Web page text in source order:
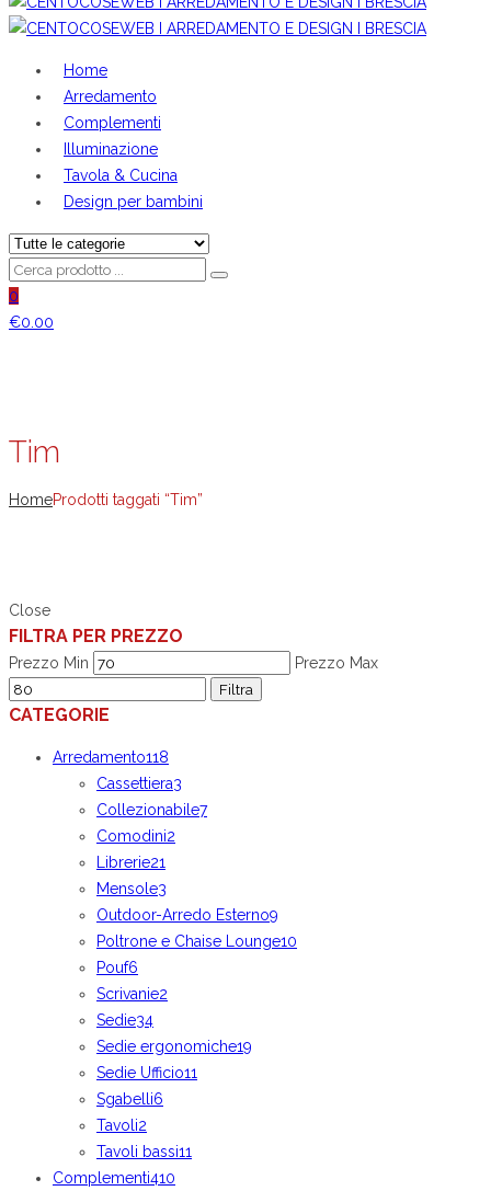
Home
Arredamento
Complementi
Illuminazione
Tavola & Cucina
Design per bambini
0
€0.00
Tim
HomeProdotti taggati “Tim”
Close
FILTRA PER PREZZO
Prezzo Min
Prezzo Max
Filtra
CATEGORIE
Arredamento118
Cassettiera3
Collezionabile7
Comodini2
Librerie21
Mensole3
Outdoor-Arredo Esterno9
Poltrone e Chaise Lounge10
Pouf6
Scrivanie2
Sedie34
Sedie ergonomiche19
Sedie Ufficio11
Sgabelli6
Tavoli2
Tavoli bassi11
Complementi410